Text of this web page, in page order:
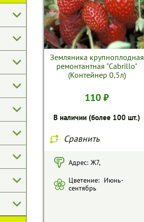
Земляника крупноплодная
ремонтантная "Cabrillo"
(Контейнер 0,5л)
110 ₽
В наличии (более 100 шт.)
Сравнить
Адрес: Ж7,
Цветение: Июнь-
сентябрь